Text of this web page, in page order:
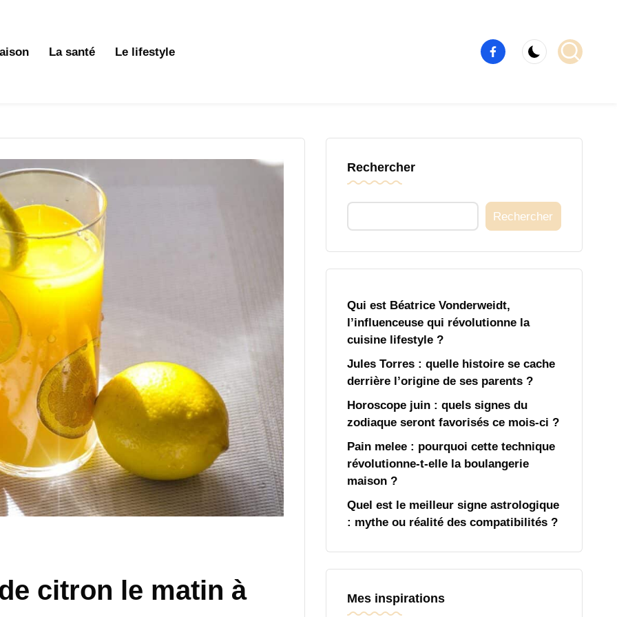
La santé Le lifestyle
Élément
de
citron le matin à
Rechercher
Rechercher
Qui est Béatrice Vonderweidt,
l’influenceuse qui révolutionne la
cuisine lifestyle ?
Jules Torres : quelle histoire se cache
derrière l’origine de ses parents ?
Horoscope juin : quels signes du
zodiaque seront favorisés ce mois-ci ?
Pain melee : pourquoi cette technique
révolutionne-t-elle la boulangerie
maison ?
Quel est le meilleur signe astrologique
: mythe ou réalité des compatibilités ?
Mes inspirations